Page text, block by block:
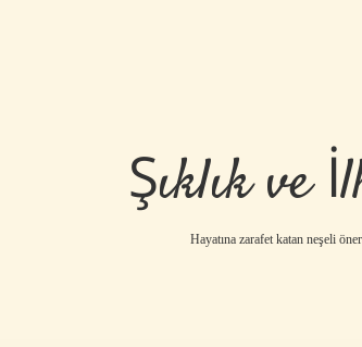
Şıklık ve
Hayatına zarafet katan neşeli